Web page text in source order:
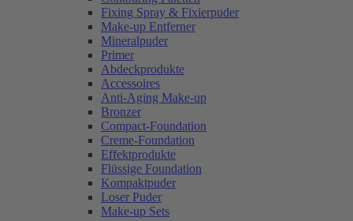
Fixing Spray & Fixierpuder
Make-up Entferner
Mineralpuder
Primer
Abdeckprodukte
Accessoires
Anti-Aging Make-up
Bronzer
Compact-Foundation
Creme-Foundation
Effektprodukte
Flüssige Foundation
Kompaktpuder
Loser Puder
Make-up Sets